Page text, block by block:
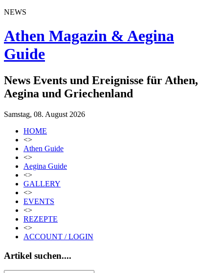
NEWS
Athen Magazin & Aegina
Guide
News Events und Ereignisse für Athen,
Aegina und Griechenland
Samstag, 08. August 2026
HOME
<>
Athen Guide
<>
Aegina Guide
<>
GALLERY
<>
EVENTS
<>
REZEPTE
<>
ACCOUNT / LOGIN
Artikel suchen....